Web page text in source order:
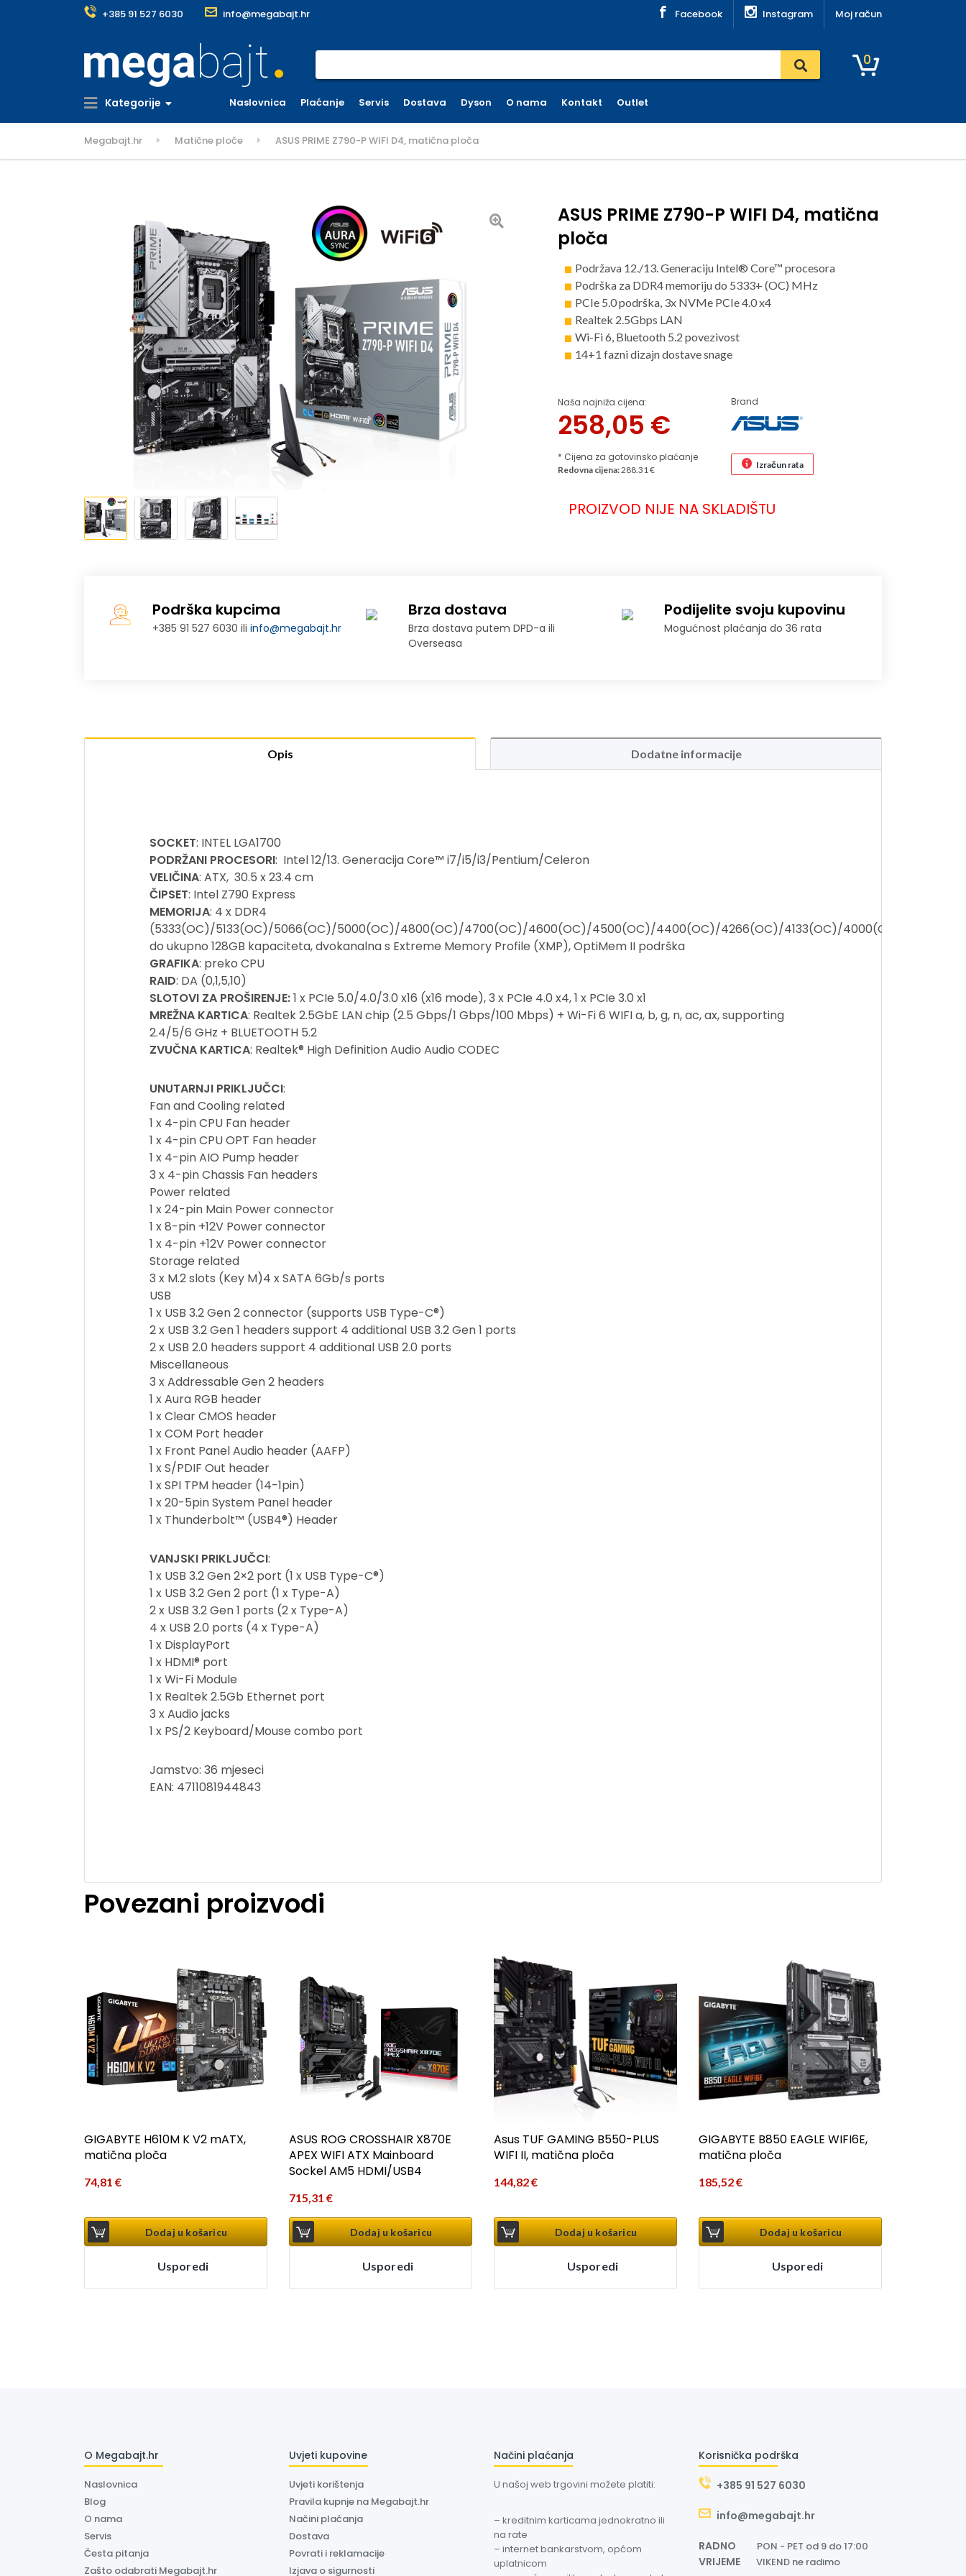
+385 91 527 6030 info@megabajt.hr Facebook Instagram Moj račun
0
Kategorije Naslovnica Plaćanje Servis Dostava Dyson O nama Kontakt Outlet
Megabajt.hr Matične ploče ASUS PRIME Z790-P WIFI D4, matična ploča
ASUS PRIME Z790-P WIFI D4, matična
ploča
Podržava 12./13. Generaciju Intel® Core™ procesora
Podrška za DDR4 memoriju do 5333+ (OC) MHz
PCIe 5.0 podrška, 3x NVMe PCIe 4.0 x4
Realtek 2.5Gbps LAN
Wi-Fi 6, Bluetooth 5.2 povezivost
14+1 fazni dizajn dostave snage
Naša najniža cijena:
258,05 €
* Cijena za gotovinsko plaćanje
Brand
Redovna cijena:288.31 € Izračun rata
PROIZVOD NIJE NA SKLADIŠTU
Podrška kupcima
+385 91 527 6030 iliinfo@megabajt.hr
Brza dostava
Brza dostava putem DPD-a ili
Overseasa
Podijelite svoju kupovinu
Mogućnost plaćanja do 36 rata
Opis Dodatne informacije
SOCKET: INTEL LGA1700
PODRŽANI PROCESORI: Intel 12/13. Generacija Core™ i7/i5/i3/Pentium/Celeron
VELIČINA: ATX, 30.5 x 23.4 cm
ČIPSET: Intel Z790 Express
MEMORIJA: 4 x DDR4
(5333(OC)/5133(OC)/5066(OC)/5000(OC)/4800(OC)/4700(OC)/4600(OC)/4500(OC)/4400(OC)/4266(OC)/4133(OC)/4000(OC)/
do ukupno 128GB kapaciteta, dvokanalna s Extreme Memory Profile (XMP), OptiMem II podrška
GRAFIKA: preko CPU
RAID: DA (0,1,5,10)
SLOTOVI ZA PROŠIRENJE:1 x PCIe 5.0/4.0/3.0 x16 (x16 mode), 3 x PCIe 4.0 x4, 1 x PCIe 3.0 x1
MREŽNA KARTICA: Realtek 2.5GbE LAN chip (2.5 Gbps/1 Gbps/100 Mbps) + Wi-Fi 6 WIFI a, b, g, n, ac, ax, supporting
2.4/5/6 GHz + BLUETOOTH 5.2
ZVUČNA KARTICA: Realtek® High Definition Audio Audio CODEC
UNUTARNJI PRIKLJUČCI:
Fan and Cooling related
1 x 4-pin CPU Fan header
1 x 4-pin CPU OPT Fan header
1 x 4-pin AIO Pump header
3 x 4-pin Chassis Fan headers
Power related
1 x 24-pin Main Power connector
1 x 8-pin +12V Power connector
1 x 4-pin +12V Power connector
Storage related
3 x M.2 slots (Key M)4 x SATA 6Gb/s ports
USB
1 x USB 3.2 Gen 2 connector (supports USB Type-C®)
2 x USB 3.2 Gen 1 headers support 4 additional USB 3.2 Gen 1 ports
2 x USB 2.0 headers support 4 additional USB 2.0 ports
Miscellaneous
3 x Addressable Gen 2 headers
1 x Aura RGB header
1 x Clear CMOS header
1 x COM Port header
1 x Front Panel Audio header (AAFP)
1 x S/PDIF Out header
1 x SPI TPM header (14-1pin)
1 x 20-5pin System Panel header
1 x Thunderbolt™ (USB4®) Header
VANJSKI PRIKLJUČCI:
1 x USB 3.2 Gen 2×2 port (1 x USB Type-C®)
1 x USB 3.2 Gen 2 port (1 x Type-A)
2 x USB 3.2 Gen 1 ports (2 x Type-A)
4 x USB 2.0 ports (4 x Type-A)
1 x DisplayPort
1 x HDMI® port
1 x Wi-Fi Module
1 x Realtek 2.5Gb Ethernet port
3 x Audio jacks
1 x PS/2 Keyboard/Mouse combo port
Jamstvo: 36 mjeseci
EAN: 4711081944843
Povezani proizvodi
GIGABYTE H610M K V2 mATX,
matična ploča
74,81 €
Dodaj u košaricu
Usporedi
ASUS ROG CROSSHAIR X870E
APEX WIFI ATX Mainboard
Sockel AM5 HDMI/USB4
715,31 €
Dodaj u košaricu
Usporedi
Asus TUF GAMING B550-PLUS
WIFI II, matična ploča
144,82€
Dodaj u košaricu
Usporedi
GIGABYTE B850 EAGLE WIFI6E,
matična ploča
185,52€
Dodaj u košaricu
Usporedi
O Megabajt.hr
Naslovnica
Blog
O nama
Servis
Česta pitanja
Zašto odabrati Megabajt.hr
Uvjeti kupovine
Uvjeti korištenja
Pravila kupnje na Megabajt.hr
Načini plaćanja
Dostava
Povrati i reklamacije
Izjava o sigurnosti
Načini plaćanja
U našoj web trgovini možete platiti:
– kreditnim karticama jednokratno ili
na rate
– internet bankarstvom, općom
uplatnicom
Korisnička podrška
+385 91 527 6030
info@megabajt.hr
RADNO PON - PET od 9 do 17:00
VRIJEME VIKEND ne radimo